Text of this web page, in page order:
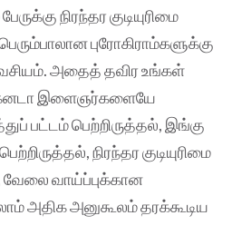
நிரந்தர குடியுரிமை
புரோகிராம்களுக்கு
அதைத் தவிர உங்கள்
கனடா இளைஞர்களையே
பட்டம் பெற்றிருத்தல், இங்கு
நிரந்தர குடியுரிமை
வேலை வாய்ப்புக்கான
அதிக அனுகூலம் தரக்கூடிய